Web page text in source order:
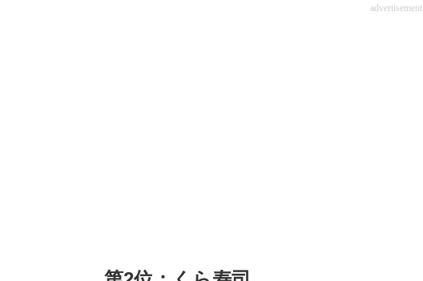
advertisement